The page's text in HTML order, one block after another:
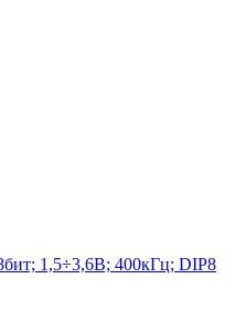
1,5÷3,6В; 400кГц; DIP8